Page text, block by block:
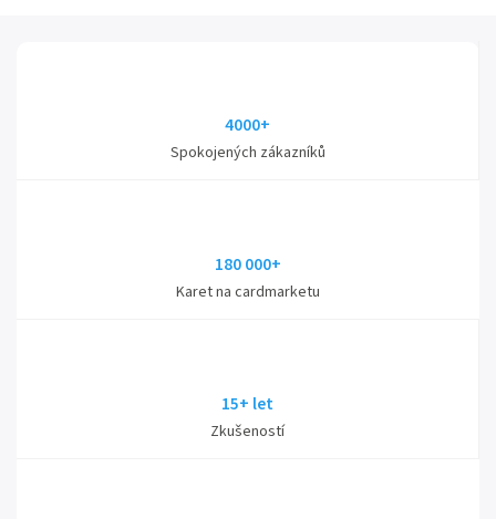
4000+
Spokojených zákazníků
180 000+
Karet na cardmarketu
15+ let
Zkušeností